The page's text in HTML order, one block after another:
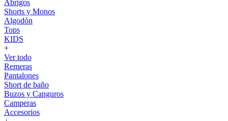
Abrigos
Shorts y Monos
Algodón
Tops
KIDS
+
Ver todo
Remeras
Pantalones
Short de baño
Buzos y Canguros
Camperas
Accesorios